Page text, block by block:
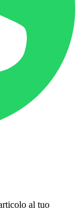
al tuo